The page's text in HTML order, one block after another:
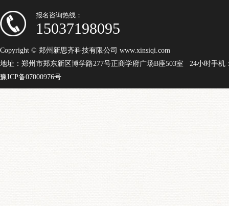
报名咨询热线：
15037198095
Copyright © 郑州新思齐科技有限公司 www.xinsiqi.com
地址：郑州市郑东新区博学路277号正商学府广场B座503室 24小时手机
豫ICP备07000976号